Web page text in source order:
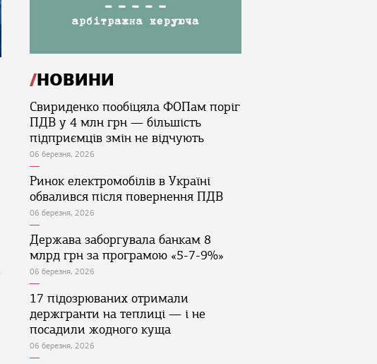
НОВИНИ
Свириденко пообіцяла ФОПам поріг
ПДВ у 4 млн грн — більшість
підприємців змін не відчують
06 березня, 2026
Ринок електромобілів в Україні
обвалився після повернення ПДВ
06 березня, 2026
Держава заборгувала банкам 8
млрд грн за програмою «5-7-9%»
06 березня, 2026
17 підозрюваних отримали
держгранти на теплиці — і не
посадили жодного куща
06 березня, 2026